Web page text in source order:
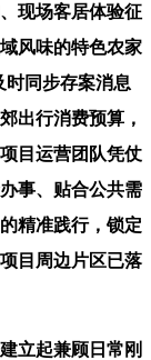
现场客居体验征
风味的特色农家
同步存案消息
出行消费预算，
目运营团队凭仗
事、贴合公共需
精准践行，锁定
目周边片区已落
立起兼顾日常刚